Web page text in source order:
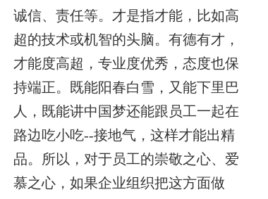
诚信、责任等。才是指才能，比如高
超的技术或机智的头脑。有德有才，
才能度高超，专业度优秀，态度也保
持端正。既能阳春白雪，又能下里巴
人，既能讲中国梦还能跟员工一起在
路边吃小吃--接地气，这样才能出精
品。 所以，对于员工的崇敬之心、爱
慕之心，如果企业组织把这方面做